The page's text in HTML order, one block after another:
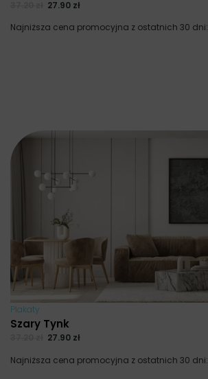
27.90 zł
Najniższa cena promocyjna z ostatnich 30 dni:
Plakaty
Szary Tynk
27.90 zł
Najniższa cena promocyjna z ostatnich 30 dni: